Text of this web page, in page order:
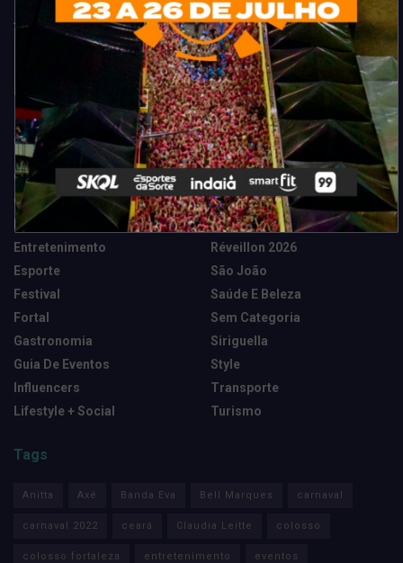
Categorias
Camarote Vip Junino
Cidade
Destaques
Entretenimento
Esporte
Festival
Fortal
Gastronomia
Guia De Eventos
Influencers
Lifestyle + Social
Marketing E Negócios
Música
News Tech
Réveillon 2026
São João
Saúde E Beleza
Sem Categoria
Siriguella
Style
Transporte
Turismo
Tags
Anitta Axé Banda Eva Bell Marques carnaval
carnaval 2022 ceará Claudia Leitte colosso
colosso fortaleza entretenimento eventos